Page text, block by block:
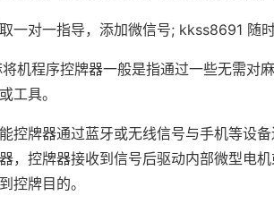
一对一指导，添加微信号; kkss8691 随时
机程序控牌器一般是指通过一些无需对
工具。
控牌器通过蓝牙或无线信号与手机等设
，控牌器接收到信号后驱动内部微型电
控牌目的。